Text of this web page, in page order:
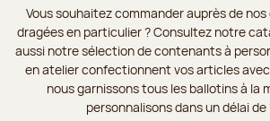
Vous souhaitez commander auprès de
dragées en particulier ? Consultez notre
aussi notre sélection de contenants à
en atelier confectionnent vos articles avec
nous garnissons tous les ballotins à la
personnalisons dans un délai de